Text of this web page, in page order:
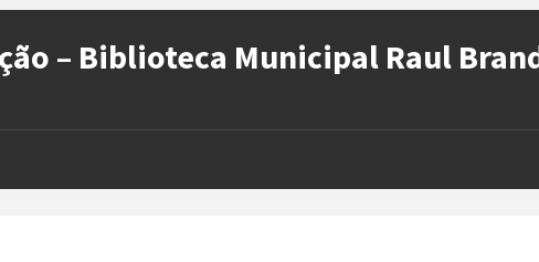
– Biblioteca Municipal Raul